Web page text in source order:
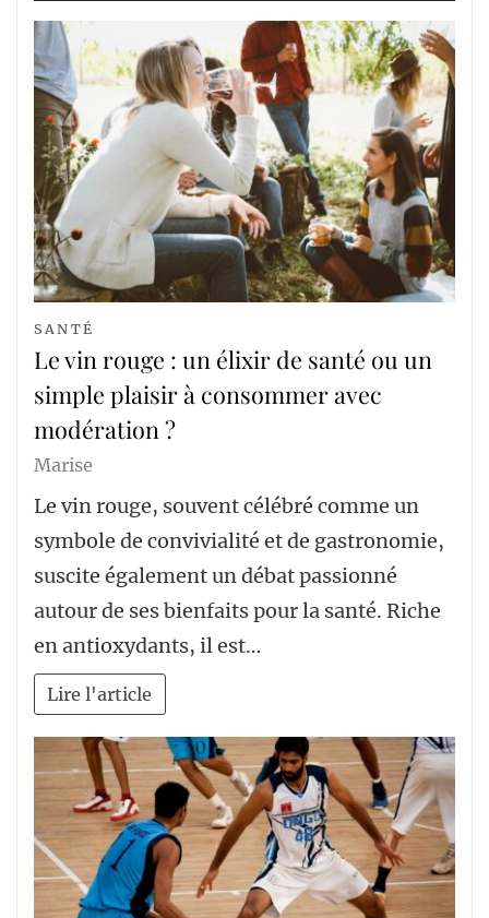
SANTÉ
Le vin rouge : un élixir de santé ou un
simple plaisir à consommer avec
modération ?
Marise
Le vin rouge, souvent célébré comme un
symbole de convivialité et de gastronomie,
suscite également un débat passionné
autour de ses bienfaits pour la santé. Riche
en antioxydants, il est…
Lire l'article